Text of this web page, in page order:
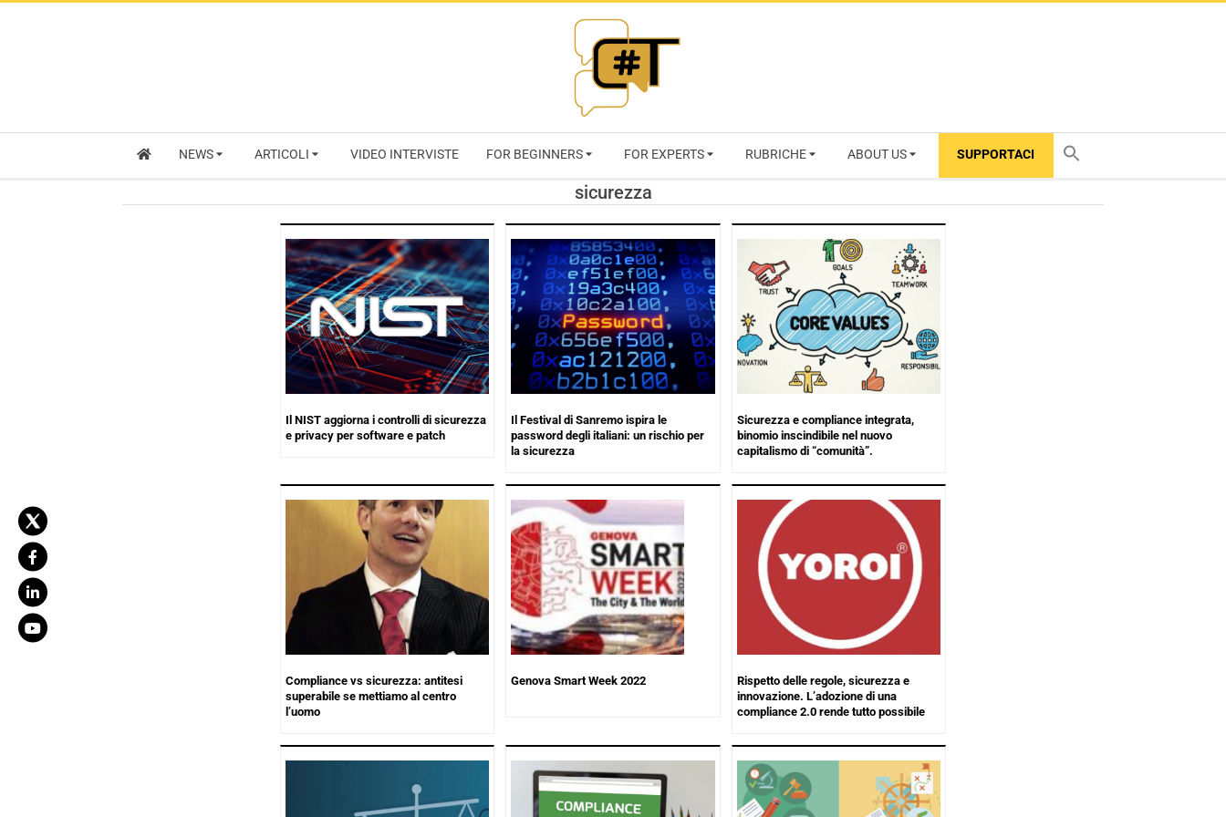
RIVISTA
CYBERSECURITY
TRENDS
NEWS ARTICOLI VIDEO INTERVISTE FOR BEGINNERS FOR EXPERTS RUBRICHE ABOUT US SUPPORTACI
sicurezza
Il NIST aggiorna i controlli di sicurezza
e privacy per software e patch
Il Festival di Sanremo ispira le
password degli italiani: un rischio per
la sicurezza
Sicurezza e compliance integrata,
binomio inscindibile nel nuovo
capitalismo di “comunità”.
Compliance vs sicurezza: antitesi
superabile se mettiamo al centro
l’uomo
Genova Smart Week 2022
Rispetto delle regole, sicurezza e
innovazione. L’adozione di una
compliance 2.0 rende tutto possibile